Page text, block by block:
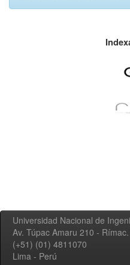
Universidad Nacional de
Av. Túpac Amaru 210 -
(+51) (01) 4811070
Lima - Perú